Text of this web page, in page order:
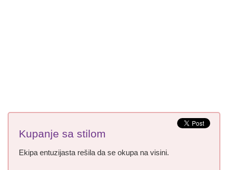
Kupanje sa stilom
Ekipa entuzijasta rešila da se okupa na visini.